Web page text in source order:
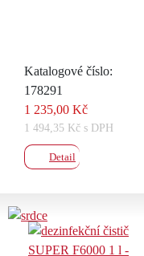
Katalogové číslo:
178291
1 235,00 Kč
1 494,35 Kč s DPH
Detail